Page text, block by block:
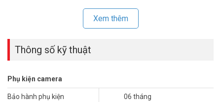
– Hàng chính hãng, chất lượng ổn định
Chúng tôi đảm bảo sản phẩm
chất lượng tốt,
mới nhất, quý khách hàng vui lòng truy cập website
thoạiHOTLINE 1900 9259 – (028) 35 166 166 – (028) 3962 5555 –
(024) 6256 1111 – (024) 3273 6666để được hỗ trợ giá tốt nhất.
Xem thêm
Thông số kỹ thuật
Phụ kiện camera
Bảo hành phụ kiện 06 tháng